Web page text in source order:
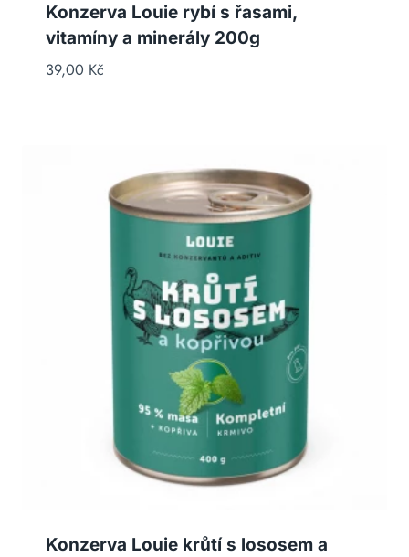
Konzerva Louie rybí s řasami,
vitamíny a minerály 200g
39,00 Kč
Konzerva Louie krůtí s lososem a